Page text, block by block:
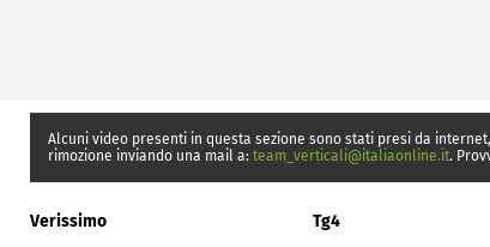
Alcuni video presenti in questa sezione sono stati presi da
rimozione inviando una mail a: team_verticali@italiaonline.it.
Verissimo Tg4